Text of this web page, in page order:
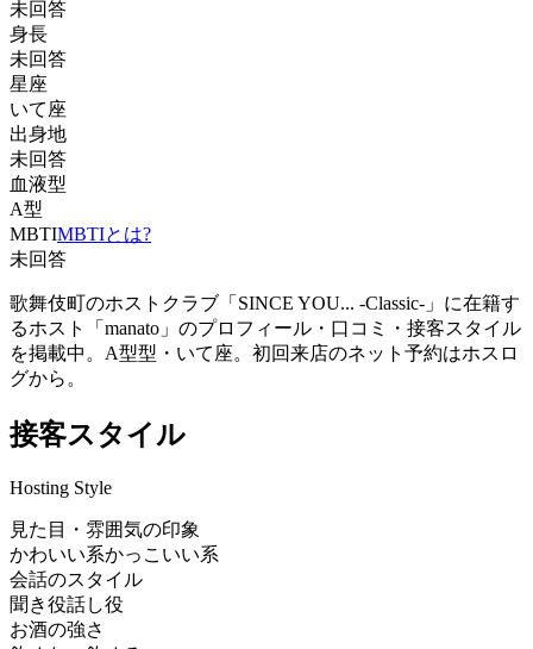
未回答
身長
未回答
星座
いて座
出身地
未回答
血液型
A型
MBTIMBTIとは?
未回答
歌舞伎町のホストクラブ「SINCE YOU... -Classic-」に在籍す
るホスト「manato」のプロフィール・口コミ・接客スタイル
を掲載中。A型型・いて座。初回来店のネット予約はホスロ
グから。
接客スタイル
Hosting Style
見た目・雰囲気の印象
かわいい系かっこいい系
会話のスタイル
聞き役話し役
お酒の強さ